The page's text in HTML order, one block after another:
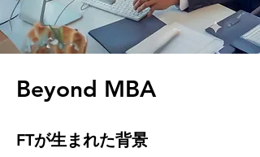
Beyond MBA
FTが生まれた背景